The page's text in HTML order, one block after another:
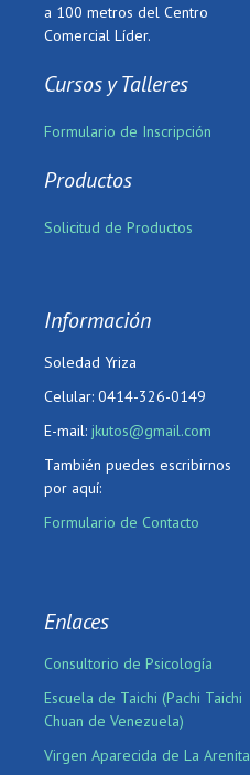
a 100 metros del Centro
Comercial Líder.
Cursos y Talleres
Formulario de Inscripción
Productos
Solicitud de Productos
Información
Soledad Yriza
Celular: 0414-326-0149
E-mail: jkutos@gmail.com
También puedes escribirnos
por aquí:
Formulario de Contacto
Enlaces
Consultorio de Psicología
Escuela de Taichi (Pachi Taichi
Chuan de Venezuela)
Virgen Aparecida de La Arenita